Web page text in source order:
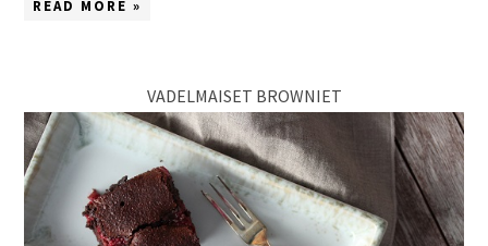
READ MORE »
VADELMAISET BROWNIET